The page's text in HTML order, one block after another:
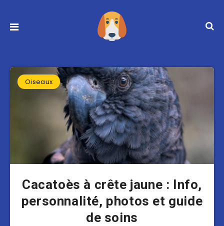
Oiseaux
Cacatoès à crête jaune : Info,
personnalité, photos et guide
de soins